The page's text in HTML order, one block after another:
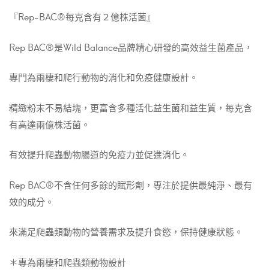
『Rep-BAC®每克含有２億株活菌』
Rep BAC®是Wild Balance品牌精心研發的高效益生菌產品，
專門為兩棲和爬行動物的消化和免疫健康設計。
精緻粉末不易結塊，更富含多種活化益生菌和益生質，每克含
有高達兩億株活菌。
有效提升爬蟲動物腸道的免疫力並促進消化。
Rep BAC®不含任何多餘的賦形劑，專注於提供最純淨、最有
效的成分。
來滿足爬蟲類動物的營養需求及提升食慾，保持健康狀態。
＊專為兩棲和爬蟲類動物設計